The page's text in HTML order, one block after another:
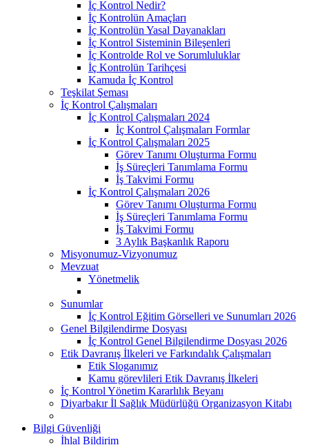
İç Kontrol Nedir?
İç Kontrolün Amaçları
İç Kontrolün Yasal Dayanakları
İç Kontrol Sisteminin Bileşenleri
İç Kontrolde Rol ve Sorumluluklar
İç Kontrolün Tarihçesi
Kamuda İç Kontrol
Teşkilat Şeması
İç Kontrol Çalışmaları
İç Kontrol Çalışmaları 2024
İç Kontrol Çalışmaları Formlar
İç Kontrol Çalışmaları 2025
Görev Tanımı Oluşturma Formu
İş Süreçleri Tanımlama Formu
İş Takvimi Formu
İç Kontrol Çalışmaları 2026
Görev Tanımı Oluşturma Formu
İş Süreçleri Tanımlama Formu
İş Takvimi Formu
3 Aylık Başkanlık Raporu
Misyonumuz-Vizyonumuz
Mevzuat
Yönetmelik
Sunumlar
İç Kontrol Eğitim Görselleri ve Sunumları 2026
Genel Bilgilendirme Dosyası
İç Kontrol Genel Bilgilendirme Dosyası 2026
Etik Davranış İlkeleri ve Farkındalık Çalışmaları
Etik Sloganımız
Kamu görevlileri Etik Davranış İlkeleri
İç Kontrol Yönetim Kararlılık Beyanı
Diyarbakır İl Sağlık Müdürlüğü Organizasyon Kitabı
Bilgi Güvenliği
İhlal Bildirim